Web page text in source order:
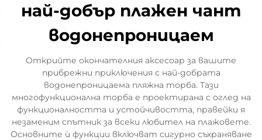
най-добър плажен чант
водонепроницаем
Открийте окончателния аксесоар за вашите
прибрежни приключения с най-добрата
водонепроницаема пляжна торба. Тази
многофункционална торба е проектирана с оглед на
функционалността и устойчивостта, правейки я
незаменим спътник за всеки любител на плажовете.
Основните ѝ функции включват сигурно съхраняване